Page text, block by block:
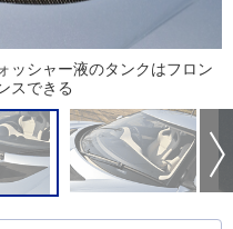
ッシャー液のタンクはフロン
スできる